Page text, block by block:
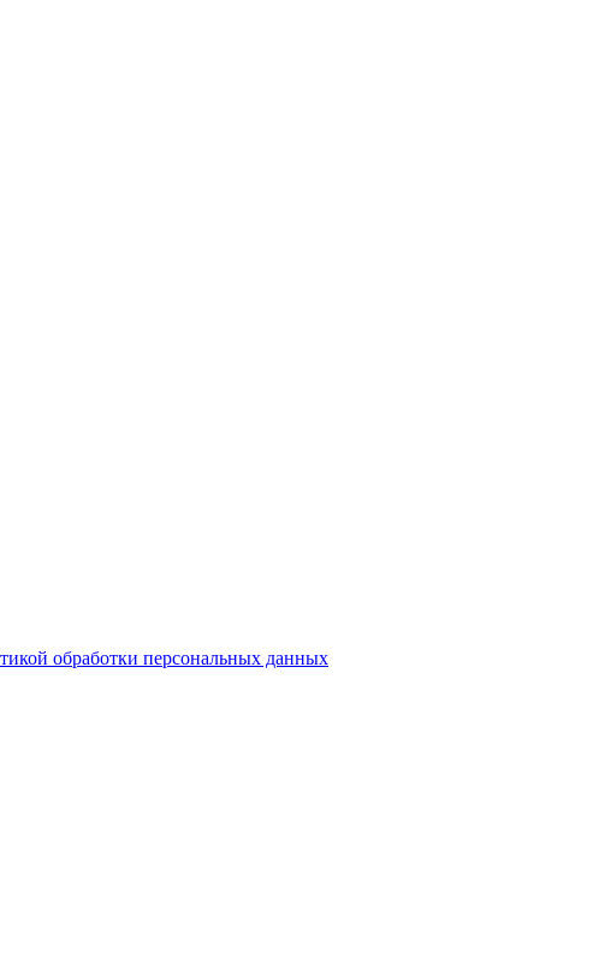
обработки персональных данных